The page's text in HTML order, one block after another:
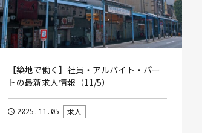
【築地で働く】社員・アルバイト・パー
トの最新求人情報（11/5）
2025.11.05 求人